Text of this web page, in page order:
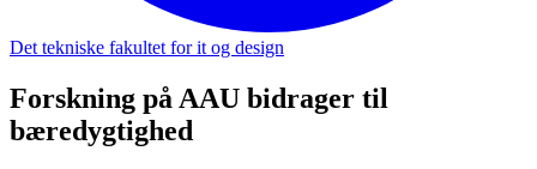
Det tekniske fakultet for it og design
Forskning på AAU bidrager til
bæredygtighed